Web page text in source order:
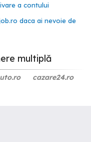
a contului
daca ai nevoie de
multiplă
cazare24.ro